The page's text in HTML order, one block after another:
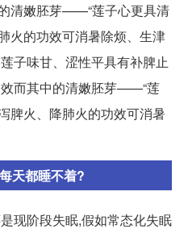
清嫩胚芽——“莲子心更具清
火的功效可消暑除烦、生津
子味甘、涩性平具有补脾止
而其中的清嫩胚芽——“莲
脾火、降肺火的功效可消暑
天都睡不着?
现阶段失眠,假如常态化失眠